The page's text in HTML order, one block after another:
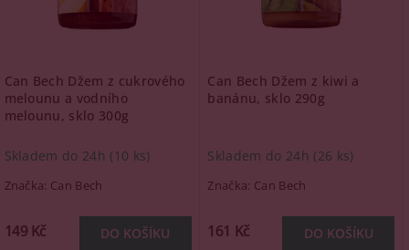
Can Bech Džem z cukrového
melounu a vodního
melounu, sklo 300g
Skladem do 24h (10 ks)
Značka: Can Bech
149 Kč
Can Bech Džem z kiwi a
banánu, sklo 290g
Skladem do 24h (26 ks)
Značka: Can Bech
161 Kč